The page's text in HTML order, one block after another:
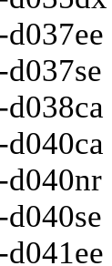
d038ca
d040ca
d040nr